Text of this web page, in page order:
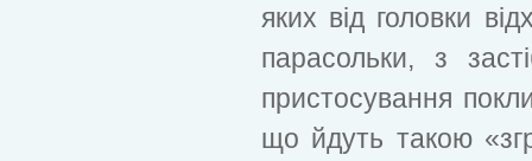
яких від головки
парасольки, з
пристосування
що йдуть такою